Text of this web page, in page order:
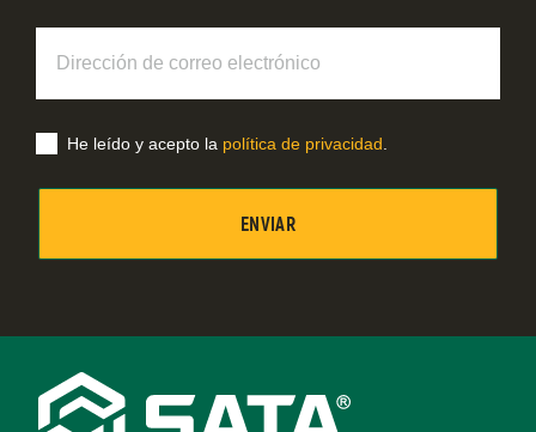
Footer
correo
electrónico
He leído y acepto la política de privacidad